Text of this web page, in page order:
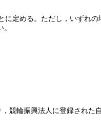
定める。 ただし，いずれ
競輪振興法人に登録された